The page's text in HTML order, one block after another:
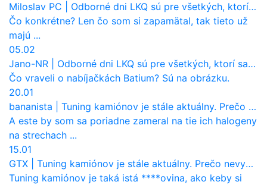
Miloslav PC
Odborné dni LKQ sú pre všetkých, ktorí sa chcú dozvedieť niečo viac
Čo konkrétne? Len čo som si zapamätal, tak tieto už
majú ...
05.02
Jano-NR
Odborné dni LKQ sú pre všetkých, ktorí sa chcú dozvedieť niečo viac
Čo vraveli o nabíjačkách Batium? Sú na obrázku.
20.01
bananista
Tuning kamiónov je stále aktuálny. Prečo nevyhynul ako pri osobákoch?
A este by som sa poriadne zameral na tie ich halogeny
na strechach ...
15.01
GTX
Tuning kamiónov je stále aktuálny. Prečo nevyhynul ako pri osobákoch?
Tuning kamiónov je taká istá ****ovina, ako keby si